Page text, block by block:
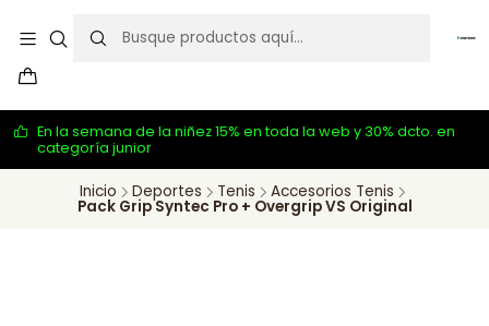
En la semana de la niñez 15% en toda la web y 30% dcto. en
categoría junior
Inicio Deportes Tenis Accesorios Tenis
Pack Grip Syntec Pro + Overgrip VS Original